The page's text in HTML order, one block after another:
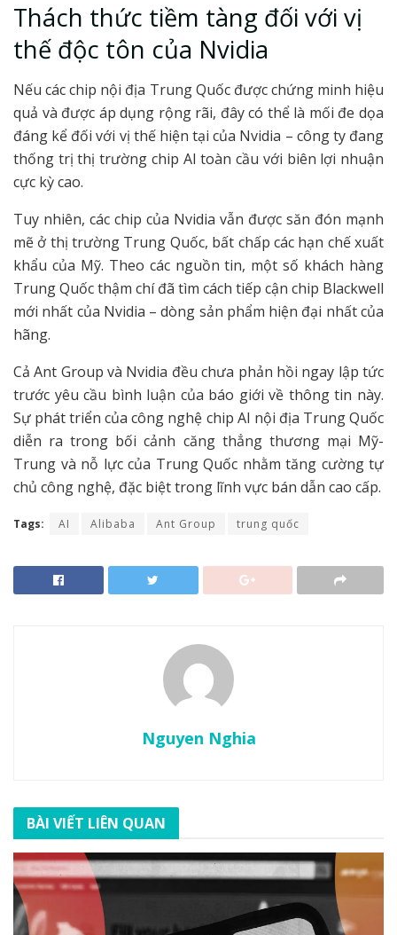
Thách thức tiềm tàng đối với vị
thế độc tôn của Nvidia
Nếu các chip nội địa Trung Quốc được chứng minh hiệu
quả và được áp dụng rộng rãi, đây có thể là mối đe dọa
đáng kể đối với vị thế hiện tại của Nvidia – công ty đang
thống trị thị trường chip AI toàn cầu với biên lợi nhuận
cực kỳ cao.
Tuy nhiên, các chip của Nvidia vẫn được săn đón mạnh
mẽ ở thị trường Trung Quốc, bất chấp các hạn chế xuất
khẩu của Mỹ. Theo các nguồn tin, một số khách hàng
Trung Quốc thậm chí đã tìm cách tiếp cận chip Blackwell
mới nhất của Nvidia – dòng sản phẩm hiện đại nhất của
hãng.
Cả Ant Group và Nvidia đều chưa phản hồi ngay lập tức
trước yêu cầu bình luận của báo giới về thông tin này.
Sự phát triển của công nghệ chip AI nội địa Trung Quốc
diễn ra trong bối cảnh căng thẳng thương mại Mỹ-
Trung và nỗ lực của Trung Quốc nhằm tăng cường tự
chủ công nghệ, đặc biệt trong lĩnh vực bán dẫn cao cấp.
Tags: AI Alibaba Ant Group trung quốc
Nguyen Nghia
BÀI VIẾT LIÊN QUAN